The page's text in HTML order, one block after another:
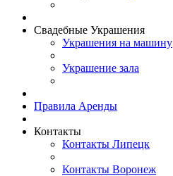
Свадебные Украшения
Украшения на машину
Украшение зала
Правила Аренды
Контакты
Контакты Липецк
Контакты Воронеж